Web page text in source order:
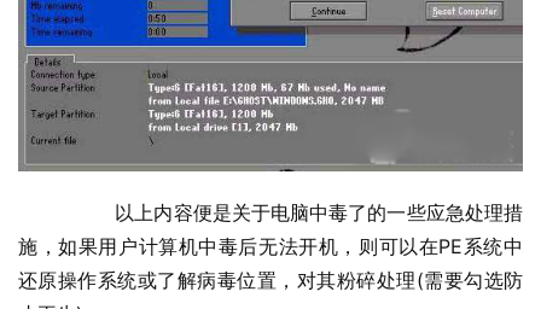
施，如果用户计算机中毒后无法开机，则可以在PE系统中
还原操作系统或了解病毒位置，对其粉碎处理(需要勾选防